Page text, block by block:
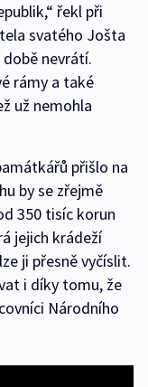
řekl při
svatého Jošta
nevrátí.
rámy a také
už nemohla
přišlo na
by se zřejmě
350 tisíc korun
jejich krádeží
ji přesně vyčíslit.
i díky tomu, že
Národního